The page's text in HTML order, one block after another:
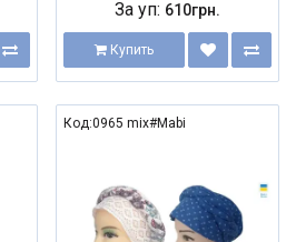
За уп: 610грн.
Купить
Код:0965 mix#Mabi